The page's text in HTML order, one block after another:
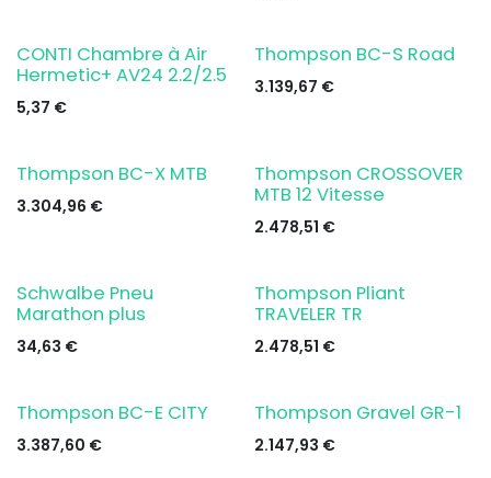
CONTI Chambre à Air
Hermetic+ AV24 2.2/2.5
5,37 €
Thompson BC-S Road
3.139,67 €
Thompson BC-X MTB
3.304,96 € Promo
Thompson CROSSOVER
MTB 12 Vitesse
2.478,51 €
Schwalbe Pneu
Marathon plus
34,63 €
Thompson Pliant
TRAVELER TR
2.478,51 €
Thompson BC-E CITY
3.387,60 €
Thompson Gravel GR-1
2.147,93 €